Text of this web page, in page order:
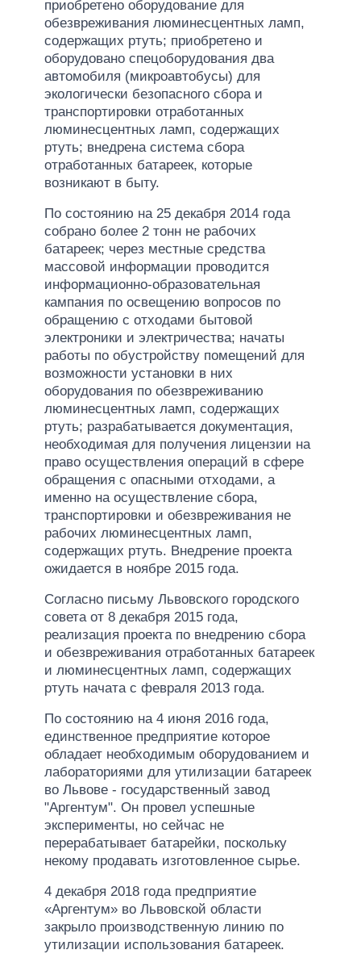
приобретено оборудование для
обезвреживания люминесцентных ламп,
содержащих ртуть; приобретено и
оборудовано спецоборудования два
автомобиля (микроавтобусы) для
экологически безопасного сбора и
транспортировки отработанных
люминесцентных ламп, содержащих
ртуть; внедрена система сбора
отработанных батареек, которые
возникают в быту.
По состоянию на 25 декабря 2014 года
собрано более 2 тонн не рабочих
батареек; через местные средства
массовой информации проводится
информационно-образовательная
кампания по освещению вопросов по
обращению с отходами бытовой
электроники и электричества; начаты
работы по обустройству помещений для
возможности установки в них
оборудования по обезвреживанию
люминесцентных ламп, содержащих
ртуть; разрабатывается документация,
необходимая для получения лицензии на
право осуществления операций в сфере
обращения с опасными отходами, а
именно на осуществление сбора,
транспортировки и обезвреживания не
рабочих люминесцентных ламп,
содержащих ртуть. Внедрение проекта
ожидается в ноябре 2015 года.
Согласно письму Львовского городского
совета от 8 декабря 2015 года,
реализация проекта по внедрению сбора
и обезвреживания отработанных батареек
и люминесцентных ламп, содержащих
ртуть начата с февраля 2013 года.
По состоянию на 4 июня 2016 года,
единственное предприятие которое
обладает необходимым оборудованием и
лабораториями для утилизации батареек
во Львове - государственный завод
"Аргентум". Он провел успешные
эксперименты, но сейчас не
перерабатывает батарейки, поскольку
некому продавать изготовленное сырье.
4 декабря 2018 года предприятие
«Аргентум» во Львовской области
закрыло производственную линию по
утилизации использования батареек.